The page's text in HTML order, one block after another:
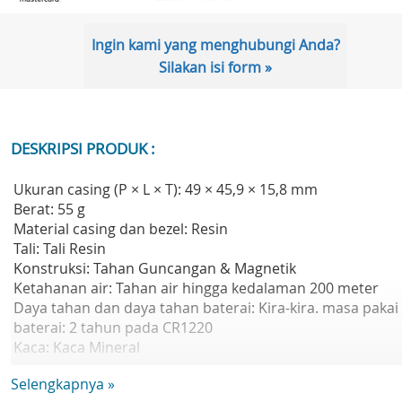
Ingin kami yang menghubungi Anda?
Silakan isi form »
DESKRIPSI PRODUK :
Ukuran casing (P × L × T): 49 × 45,9 × 15,8 mm
Berat: 55 g
Material casing dan bezel: Resin
Tali: Tali Resin
Konstruksi: Tahan Guncangan & Magnetik
Ketahanan air: Tahan air hingga kedalaman 200 meter
Daya tahan dan daya tahan baterai: Kira-kira. masa pakai
baterai: 2 tahun pada CR1220
Kaca: Kaca Mineral
Waktu dunia:
Selengkapnya »